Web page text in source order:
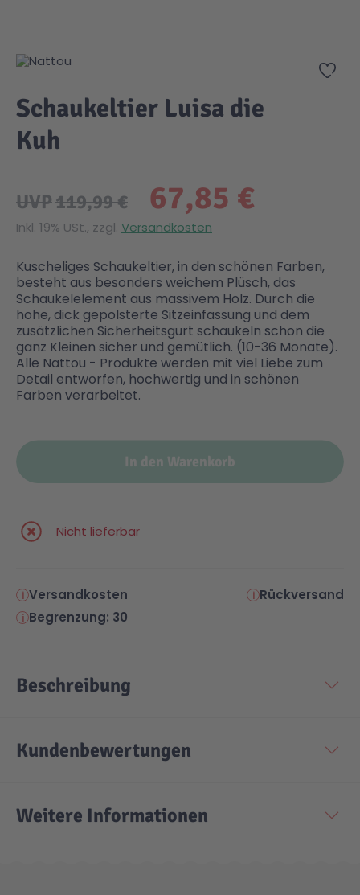
Zur
Schaukeltier Luisa die
Kuh
67,85 €
UVP119,99 €
Inkl. 19% USt., zzgl. Versandkosten
Kuscheliges Schaukeltier, in den schönen Farben,
besteht aus besonders weichem Plüsch, das
Schaukelelement aus massivem Holz. Durch die
hohe, dick gepolsterte Sitzeinfassung und dem
zusätzlichen Sicherheitsgurt schaukeln schon die
ganz Kleinen sicher und gemütlich. (10-36 Monate).
Alle Nattou - Produkte werden mit viel Liebe zum
Detail entworfen, hochwertig und in schönen
Farben verarbeitet.
In den Warenkorb
Nicht lieferbar
Versandkosten
Rückversand
Begrenzung: 30
Beschreibung
Kundenbewertungen
Weitere Informationen